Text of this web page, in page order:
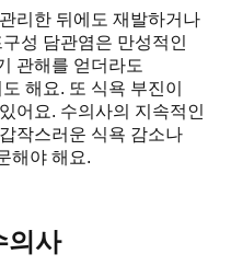
리한 뒤에도 재발하거나
성 담관염은 만성적인
관해를 얻더라도
해요. 또 식욕 부진이
어요. 수의사의 지속적인
작스러운 식욕 감소나
해야 해요.
의사